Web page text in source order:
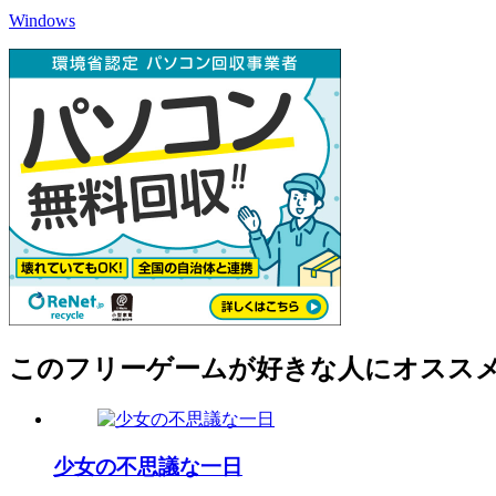
Windows
このフリーゲームが好きな人にオスス
少女の不思議な一日